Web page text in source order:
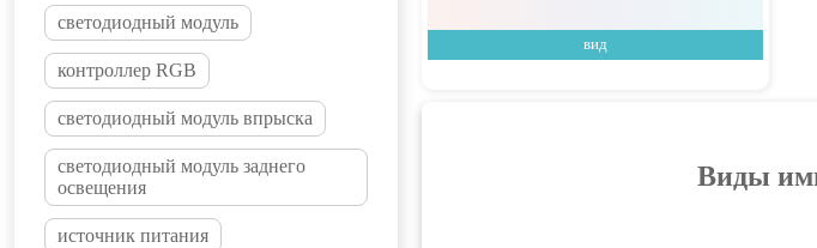
светодиодный модуль
контроллер RGB
светодиодный модуль впрыска
светодиодный модуль заднего
освещения
источник питания
вид
Виды